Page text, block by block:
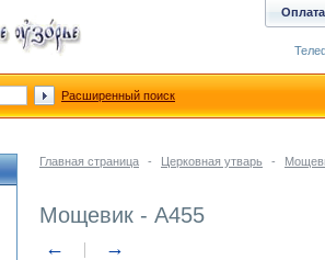
Главная страница - Церковная утварь -
Мощевик - A455
← →
Оплата
Расширенный поиск